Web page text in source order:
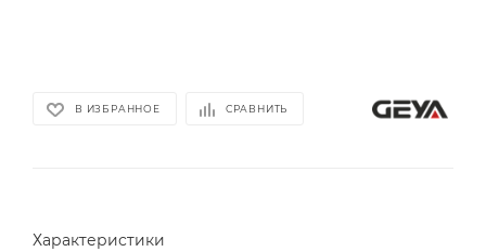
В ИЗБРАННОЕ СРАВНИТЬ
Характеристики